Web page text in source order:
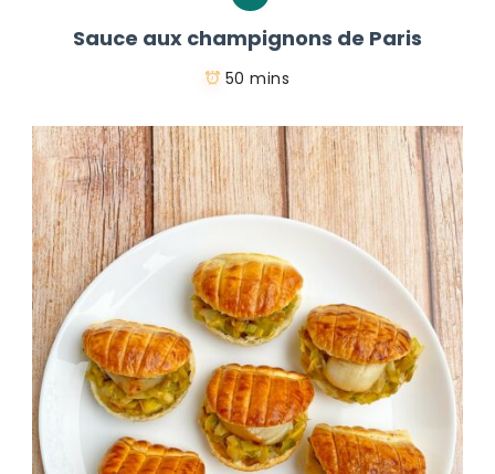
Sauce aux champignons de Paris
50 mins